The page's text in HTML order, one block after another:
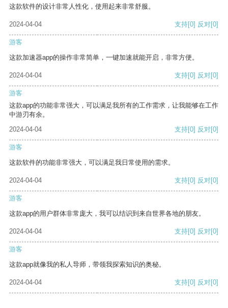
这款软件的设计非常人性化，使用起来非常舒服。
2024-04-04 支持[0] 反对[0]
游客
这款加速器app的操作非常简单，一键加速就能开启，非常方便。
2024-04-04 支持[0] 反对[0]
游客
这款app的功能非常强大，可以满足我所有的工作需求，让我能够在工作
中游刃有余。
2024-04-04
支持[0] 反对[0]
游客
这款软件的功能非常强大，可以满足我日常使用的需求。
2024-04-04 支持[0] 反对[0]
游客
这款app的用户群体非常庞大，我可以结识到来自世界各地的朋友。
2024-04-04 支持[0] 反对[0]
游客
这款app就像我的私人导师，带领我探索知识的奥秘。
2024-04-04 支持[0] 反对[0]